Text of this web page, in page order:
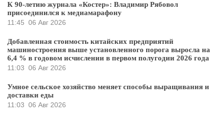
К 90-летию журнала «Костер»: Владимир Рябовол
присоединился к медиамарафону
11:45 06 Авг 2026
Добавленная стоимость китайских предприятий
машиностроения выше установленного порога выросла на
6,4 % в годовом исчислении в первом полугодии 2026 года
11:03 06 Авг 2026
Умное сельское хозяйство меняет способы выращивания и
доставки еды
11:03 06 Авг 2026